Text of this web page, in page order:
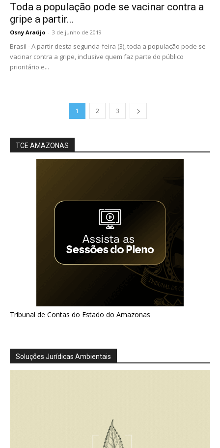
Toda a população pode se vacinar contra a
gripe a partir...
Osny Araújo - 3 de junho de 2019
Brasil - A partir desta segunda-feira (3), toda a população pode se
vacinar contra a gripe, inclusive quem faz parte do público
prioritário e...
1 2 3
TCE AMAZONAS
Tribunal de Contas do Estado do Amazonas
Soluções Jurídicas Ambientais